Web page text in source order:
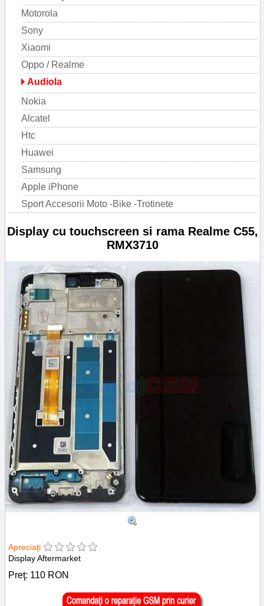
Motorola
Sony
Xiaomi
Oppo / Realme
Audiola
Nokia
Alcatel
Htc
Huawei
Samsung
Apple iPhone
Sport Accesorii Moto -Bike -Trotinete
Display cu touchscreen si rama Realme C55,
RMX3710
Apreciaţi
Display Aftermarket
Preţ: 110 RON